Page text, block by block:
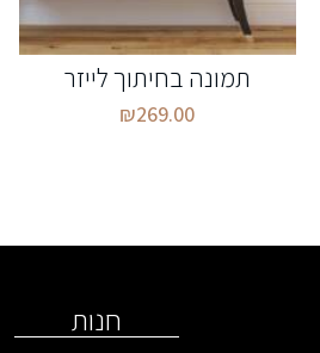
תמונה בחיתוך לייזר
₪269.00
חנות